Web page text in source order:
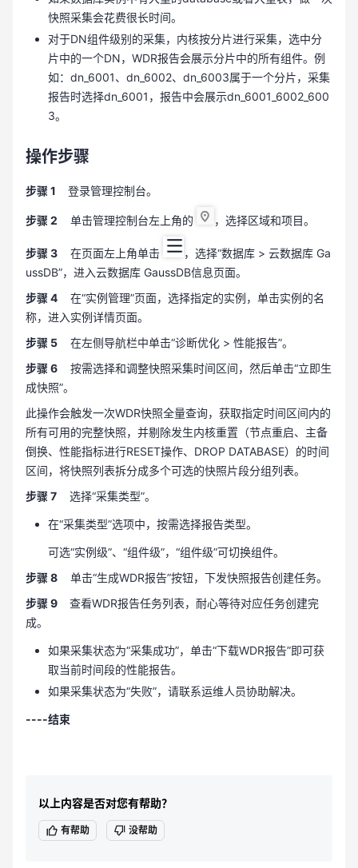
快照采集会花费很长时间。
对于DN组件级别的采集，内核按分片进行采集，选中分
片中的一个DN，WDR报告会展示分片中的所有组件。例
如：dn_6001、dn_6002、dn_6003属于一个分片，采集
报告时选择dn_6001，报告中会展示dn_6001_6002_600
3。
操作步骤
步骤 1 登录管理控制台。
步骤 2 单击管理控制台左上角的 ，选择区域和项目。
步骤 3 在页面左上角单击
，选择“数据库 > 云数据库 Ga
ussDB”，进入云数据库 GaussDB信息页面。
步骤 4 在“实例管理”页面，选择指定的实例，单击实例的名
称，进入实例详情页面。
步骤 5 在左侧导航栏中单击“诊断优化 > 性能报告”。
步骤 6 按需选择和调整快照采集时间区间，然后单击“立即生
成快照”。
此操作会触发一次WDR快照全量查询，获取指定时间区间内的
所有可用的完整快照，并剔除发生内核重置（节点重启、主备
倒换、性能指标进行RESET操作、DROP DATABASE）的时间
区间，将快照列表拆分成多个可选的快照片段分组列表。
步骤 7 选择“采集类型”。
在“采集类型”选项中，按需选择报告类型。
可选“实例级”、“组件级”，“组件级”可切换组件。
步骤 8 单击“生成WDR报告”按钮，下发快照报告创建任务。
步骤 9
查看WDR报告任务列表，耐心等待对应任务创建完
成。
如果采集状态为“采集成功”，单击“下载WDR报告”即可获
取当前时间段的性能报告。
如果采集状态为“失败”，请联系运维人员协助解决。
----结束
以上内容是否对您有帮助？
有帮助 没帮助